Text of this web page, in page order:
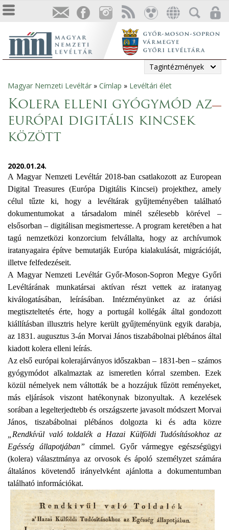
Tagintézmények
Jelenlegi
hely
Magyar Nemzeti Levéltár » Címlap » Levéltári élet
Kolera elleni gyógymód az
európai digitális kincsek
között
2020.01.24.
A Magyar Nemzeti Levéltár 2018-ban csatlakozott az European
Digital Treasures (Európa Digitális Kincsei) projekthez, amely
célul tűzte ki, hogy a levéltárak gyűjteményében található
dokumentumokat a társadalom minél szélesebb körével –
elsősorban – digitálisan megismertesse. A program keretében a hat
tagú nemzetközi konzorcium felvállalta, hogy az archívumok
iratanyagaira építve bemutatják Európa kialakulását, migrációját,
illetve felfedezéseit.
A Magyar Nemzeti Levéltár Győr-Moson-Sopron Megye Győri
Levéltárának munkatársai aktívan részt vettek az iratanyag
kiválogatásában, leírásában. Intézményünket az az óriási
megtiszteltetés érte, hogy a portugál kollégák által gondozott
kiállításban illusztris helyre került gyűjteményünk egyik darabja,
az 1831. augusztus 3-án Morvai János tiszabábolnai plébános által
kiadott kolera elleni leírás.
Az első európai kolerajárványos időszakban – 1831-ben – számos
gyógymódot alkalmaztak az ismeretlen kórral szemben. Ezek
közül némelyek nem váltották be a hozzájuk fűzött reményeket,
más eljárások viszont hatékonynak bizonyultak. A kezelések
sorában a legelterjedtebb és országszerte javasolt módszert Morvai
János, tiszabábolnai plébános dolgozta ki és adta közre
„Rendkívül való toldalék a Hazai Külföldi Tudósításokhoz az
Egésség állapotjában”címmel. Győr vármegye egészségügyi
(kolera) választmánya az orvosok és ápoló személyzet számára
általános követendő irányelvként ajánlotta a dokumentumban
található információkat.